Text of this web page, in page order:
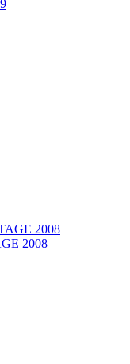
2008